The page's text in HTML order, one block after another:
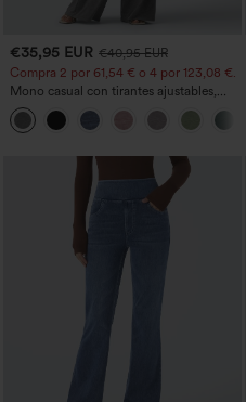
€35,95 EUR €40,95 EUR
Compra 2 por 61,54 € o 4 por 123,08 €.
Mono casual con tirantes ajustables,
fruncidos, pierna ancha, tejido jaspeado
y bolsillos - Easy Peezy